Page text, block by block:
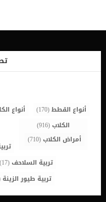
نمو العظام تحتاج الكلاب إلى
بالماء داخل جسم الكلب فإنه
العديد من عمليات التمثيل
وظيفة الأعصاب والعضلات كما
أنواع القطط(170) أنواع
الكلاب(916)
أمراض الكلاب(710)
تربية السلاحف(17)
تربية طيور الزينة